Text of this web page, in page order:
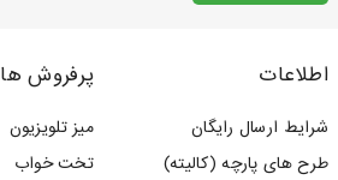
اطلاعات
شرایط ارسال رایگان
طرح های پارچه (کالیته)
پرفروش ها
میز تلویزیون
تخت خواب